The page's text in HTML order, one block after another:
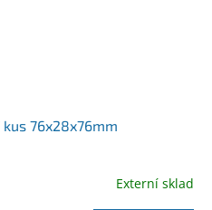
kus 76x28x76mm
Externí sklad